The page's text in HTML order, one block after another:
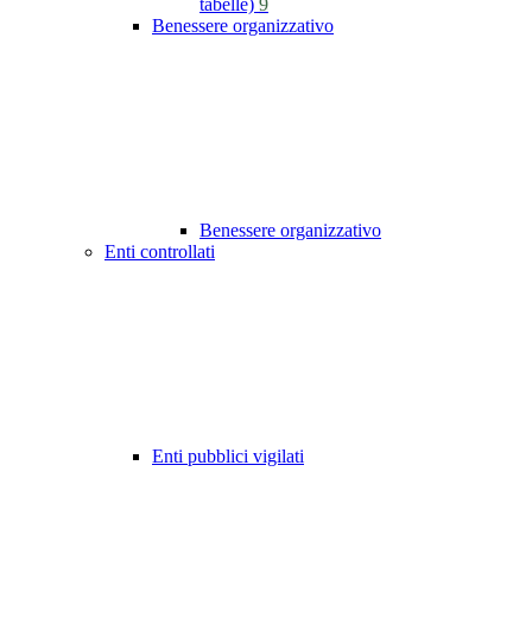
tabelle) 9
Benessere organizzativo
Benessere organizzativo
Enti controllati
Enti pubblici vigilati